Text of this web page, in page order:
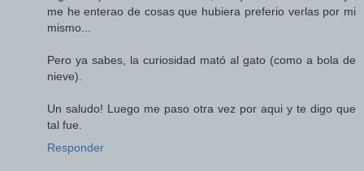
me he enterao de cosas que hubiera preferio verlas por mi
mismo...
Pero ya sabes, la curiosidad mató al gato (como a bola de
nieve).
Un saludo! Luego me paso otra vez por aqui y te digo que
tal fue.
Responder